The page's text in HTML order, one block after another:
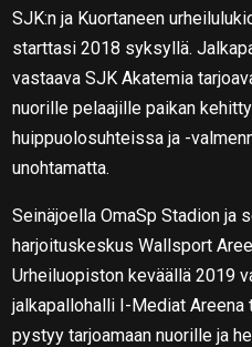
SJK:n ja Kuortaneen
starttasi 2018 syksyllä.
vastaava SJK Akatemia
nuorille pelaajille paikan
huippuolosuhteissa ja -
unohtamatta.
Seinäjoella OmaSp Stadion ja
harjoituskeskus Wallsport
Urheiluopiston keväällä 2019
jalkapallohalli I-Mediat
pystyy tarjoamaan nuorille ja